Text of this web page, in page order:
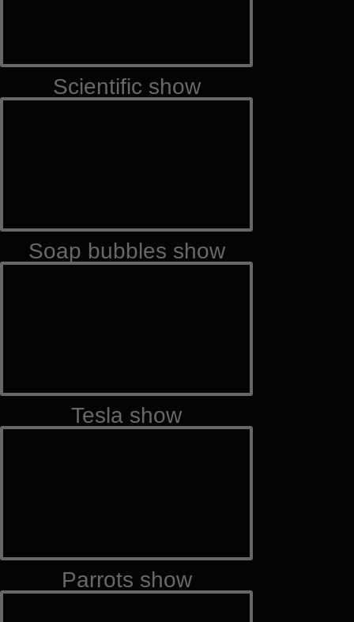
Scientific show
Soap bubbles show
Tesla show
Parrots show